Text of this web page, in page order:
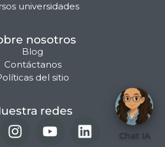
universidades
nosotros
Blog
Contáctanos
del sitio
redes
Chat IA